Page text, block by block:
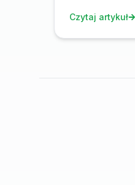
ładowanie
Czytaj artykuł